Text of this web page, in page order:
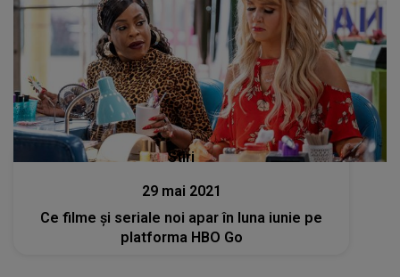
Stiri
29 mai 2021
Ce filme și seriale noi apar în luna iunie pe
platforma HBO Go